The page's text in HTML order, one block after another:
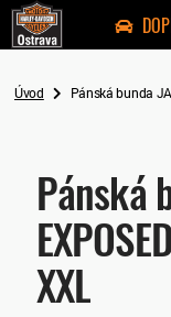
Úvod Pánská bunda
Pánská
XXL